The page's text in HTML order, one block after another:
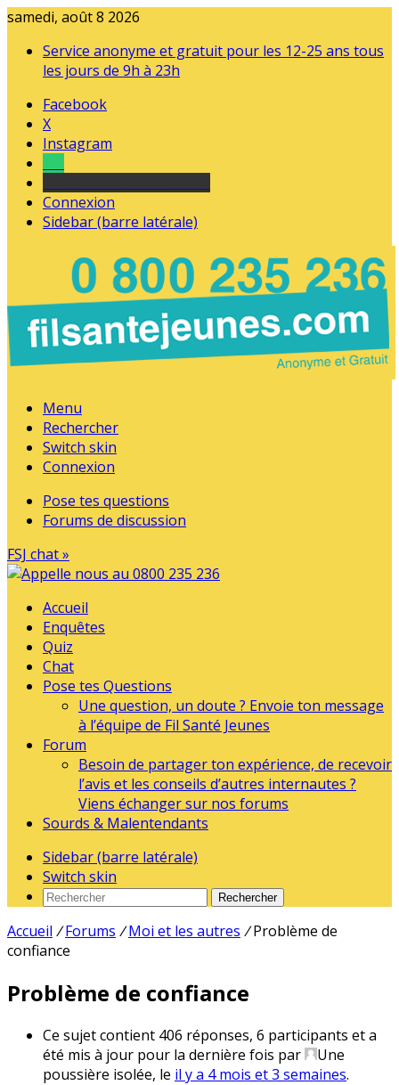
samedi, août 8 2026
Service anonyme et gratuit pour les 12-25 ans tous
les jours de 9h à 23h
Facebook
X
Instagram
Connexion
Sidebar (barre latérale)
Menu
Rechercher
Switch skin
Connexion
Pose tes questions
Forums de discussion
FSJ chat »
Accueil
Enquêtes
Quiz
Chat
Pose tes Questions
Une question, un doute ? Envoie ton message
à l’équipe de Fil Santé Jeunes
Forum
Besoin de partager ton expérience, de recevoir
l’avis et les conseils d’autres internautes ?
Viens échanger sur nos forums
Sourds & Malentendants
Sidebar (barre latérale)
Switch skin
Rechercher
Accueil / Forums / Moi et les autres / Problème de
confiance
Problème de confiance
Ce sujet contient 406 réponses, 6 participants et a
été mis à jour pour la dernière fois par
Une
poussière isolée, le il y a 4 mois et 3 semaines.